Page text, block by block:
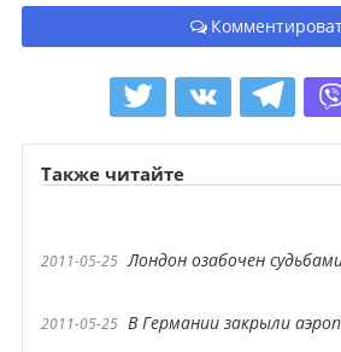
Также читайте
2011-05-25 Лондон озабочен
2011-05-25 В Германии закрыли